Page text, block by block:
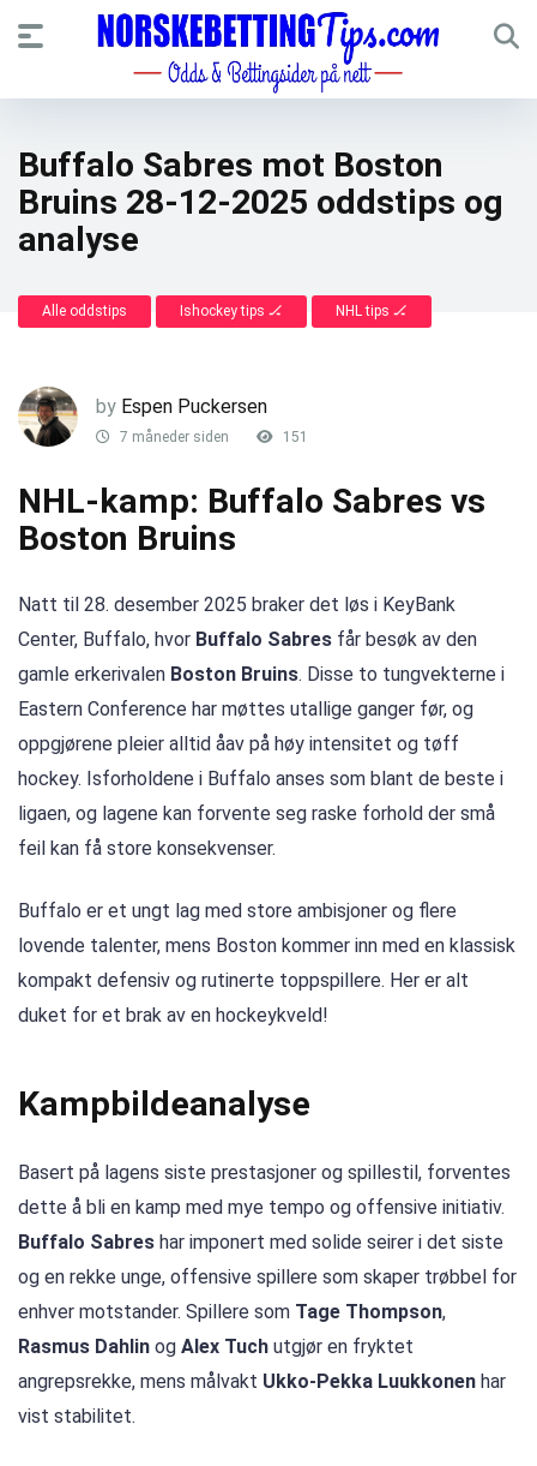
Buffalo Sabres mot Boston
Bruins 28-12-2025 oddstips og
analyse
Alle oddstips Ishockey tips 🏒 NHL tips 🏒
by Espen Puckersen
7 måneder siden 151
NHL-kamp: Buffalo Sabres vs
Boston Bruins
Natt til 28. desember 2025 braker det løs i KeyBank
Center, Buffalo, hvor Buffalo Sabres får besøk av den
gamle erkerivalen Boston Bruins. Disse to tungvekterne i
Eastern Conference har møttes utallige ganger før, og
oppgjørene pleier alltid åav på høy intensitet og tøff
hockey. Isforholdene i Buffalo anses som blant de beste i
ligaen, og lagene kan forvente seg raske forhold der små
feil kan få store konsekvenser.
Buffalo er et ungt lag med store ambisjoner og flere
lovende talenter, mens Boston kommer inn med en klassisk
kompakt defensiv og rutinerte toppspillere. Her er alt
duket for et brak av en hockeykveld!
Kampbildeanalyse
Basert på lagens siste prestasjoner og spillestil, forventes
dette å bli en kamp med mye tempo og offensive initiativ.
Buffalo Sabres har imponert med solide seirer i det siste
og en rekke unge, offensive spillere som skaper trøbbel for
enhver motstander. Spillere som Tage Thompson,
Rasmus Dahlin og Alex Tuch utgjør en fryktet
angrepsrekke, mens målvakt Ukko-Pekka Luukkonen har
vist stabilitet.